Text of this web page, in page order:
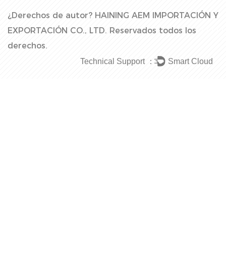
¿Derechos de autor? HAINING AEM IMPORTACIÓN Y
EXPORTACIÓN CO., LTD. Reservados todos los
derechos.
Technical Support ： Smart Cloud